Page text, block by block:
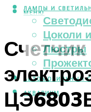
ЛАМПЫ И
Цоколи
Люстры
АВТОМОБИЛЬНЫЙ
АКВАРИУМ
МЕНЮ
Счетчик